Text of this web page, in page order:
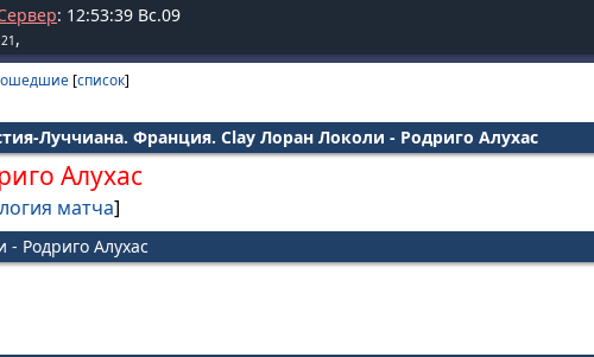
: 12:53:39 Вс.09
,
[список]
Луччиана. Франция. Clay Лоран Локоли - Родриго Алухас
Алухас
матча]
- Родриго Алухас